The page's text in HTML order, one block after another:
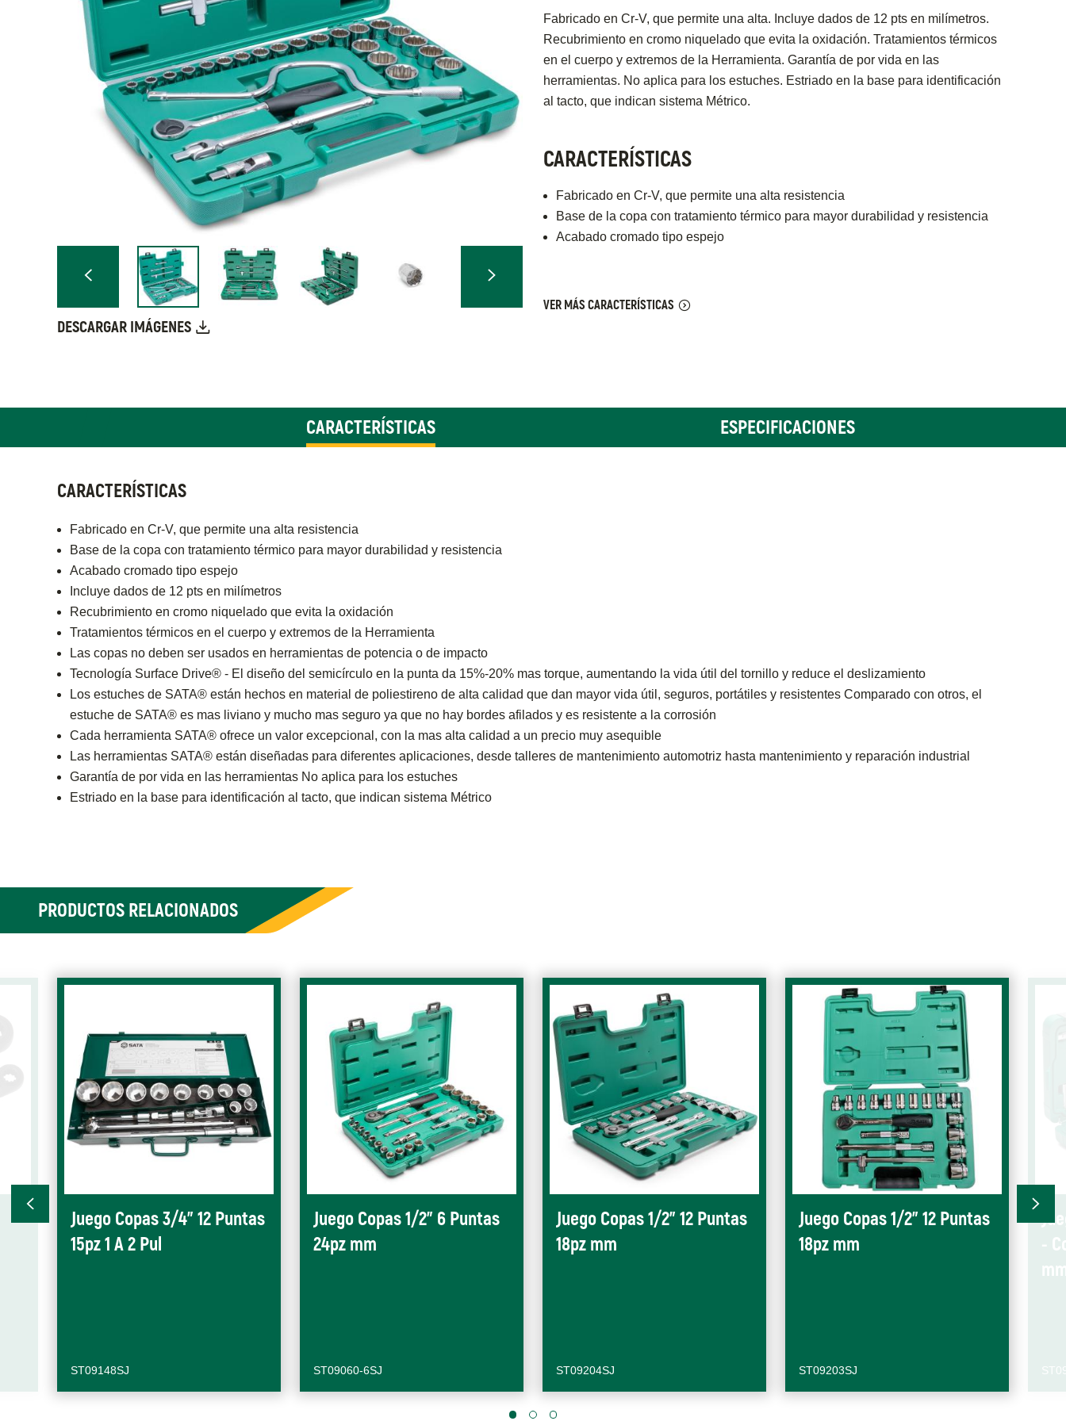
DESCARGAR IMÁGENES
Fabricado en Cr-V, que permite una alta. Incluye dados de 12 pts en milímetros.
Recubrimiento en cromo niquelado que evita la oxidación. Tratamientos térmicos
en el cuerpo y extremos de la Herramienta. Garantía de por vida en las
herramientas. No aplica para los estuches. Estriado en la base para identificación
al tacto, que indican sistema Métrico.
CARACTERÍSTICAS
Fabricado en Cr-V, que permite una alta resistencia
Base de la copa con tratamiento térmico para mayor durabilidad y resistencia
Acabado cromado tipo espejo
VER MÁS CARACTERÍSTICAS
CARACTERÍSTICAS ESPECIFICACIONES
CARACTERÍSTICAS
Fabricado en Cr-V, que permite una alta resistencia
Base de la copa con tratamiento térmico para mayor durabilidad y resistencia
Acabado cromado tipo espejo
Incluye dados de 12 pts en milímetros
Recubrimiento en cromo niquelado que evita la oxidación
Tratamientos térmicos en el cuerpo y extremos de la Herramienta
Las copas no deben ser usados en herramientas de potencia o de impacto
Tecnología Surface Drive® - El diseño del semicírculo en la punta da 15%-20% mas torque, aumentando la vida útil del tornillo y reduce el deslizamiento
Los estuches de SATA® están hechos en material de poliestireno de alta calidad que dan mayor vida útil, seguros, portátiles y resistentes Comparado con otros, el
estuche de SATA® es mas liviano y mucho mas seguro ya que no hay bordes afilados y es resistente a la corrosión
Cada herramienta SATA® ofrece un valor excepcional, con la mas alta calidad a un precio muy asequible
Las herramientas SATA® están diseñadas para diferentes aplicaciones, desde talleres de mantenimiento automotriz hasta mantenimiento y reparación industrial
Garantía de por vida en las herramientas No aplica para los estuches
Estriado en la base para identificación al tacto, que indican sistema Métrico
PRODUCTOS RELACIONADOS
Juego Copas 3/4" 12 Puntas
15pz 1 A 2 Pul
ST09148SJ
Juego Copas 1/2" 6 Puntas
24pz mm
ST09060-6SJ
Juego Copas 1/2" 12 Puntas
18pz mm
ST09204SJ
Juego Copas 1/2" 12 Puntas
18pz mm
ST09203SJ
-